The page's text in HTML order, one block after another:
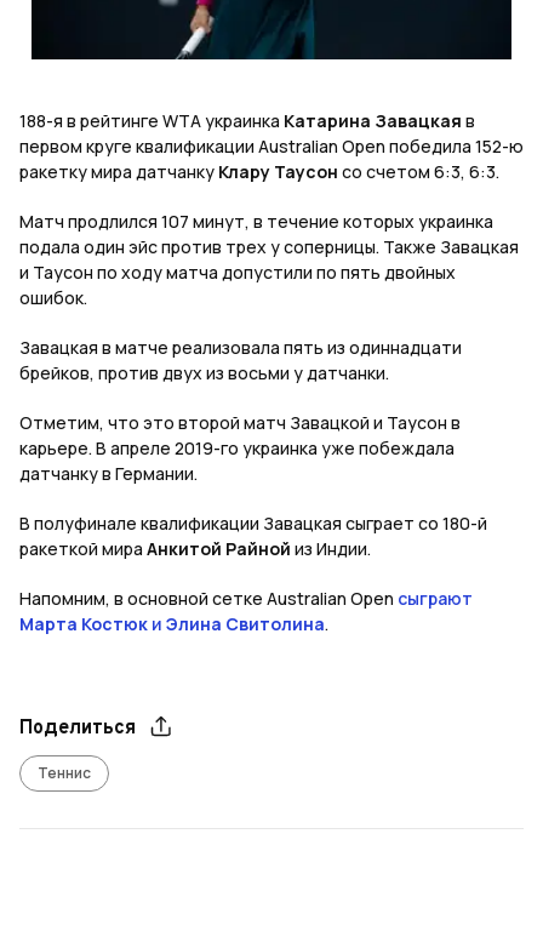
188-я в рейтинге WTA украинка Катарина Завацкая в
первом круге квалификации Australian Open победила 152-ю
ракетку мира датчанку Клару Таусон со счетом 6:3, 6:3.
Матч продлился 107 минут, в течение которых украинка
подала один эйс против трех у соперницы. Также Завацкая
и Таусон по ходу матча допустили по пять двойных
ошибок.
Завацкая в матче реализовала пять из одиннадцати
брейков, против двух из восьми у датчанки.
Отметим, что это второй матч Завацкой и Таусон в
карьере. В апреле 2019-го украинка уже побеждала
датчанку в Германии.
В полуфинале квалификации Завацкая сыграет со 180-й
ракеткой мира Анкитой Райной из Индии.
Напомним, в основной сетке Australian Open сыграют
Марта Костюк и Элина Свитолина.
Поделиться
Теннис